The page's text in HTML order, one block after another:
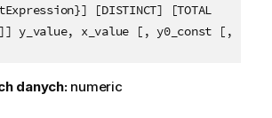
[DISTINCT] [TOTAL
y_value, x_value [, y0_const [,
danych: numeric